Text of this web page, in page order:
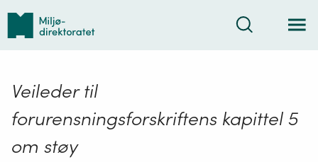
Tilbake
forsiden
Søk
Veileder til
forurensningsforskriftens kapittel 5
om støy